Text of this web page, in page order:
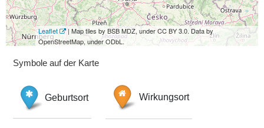
Leaflet
| Map tiles by BSB MDZ, under CC BY 3.0. Data by
OpenStreetMap, under ODbL.
Symbole auf der Karte
Geburtsort Wirkungsort